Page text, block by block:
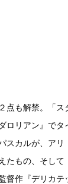
点も解禁。「ス
ロリアン』でタ
スカルが、アリ
たもの、そして
督作『デリカテ